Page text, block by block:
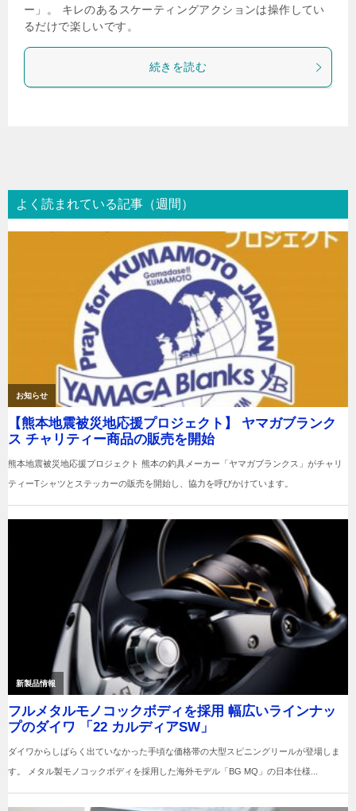
ー」。 キレのあるスケーティングアクションは操作してい
るだけで楽しいです。
続きを読む
よく読まれている記事（週間）